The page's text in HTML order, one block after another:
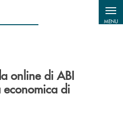
MENU
online di ABI
di